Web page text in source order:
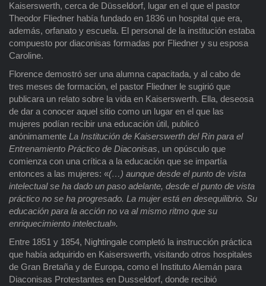
Kaiserswerth, cerca de Düsseldorf, lugar en el que el pastor
Theodor Fliedner había fundado en 1836 un hospital que era,
además, orfanato y escuela. El personal de la institución estaba
compuesto por diaconisas formadas por Fliedner y su esposa
Caroline.
Florence demostró ser una alumna capacitada, y al cabo de
tres meses de formación, el pastor Fliedner le sugirió que
publicara un relato sobre la vida en Kaiserswerth. Ella, deseosa
de dar a conocer aquel sitio como un lugar en el que las
mujeres podían recibir una educación útil, publicó
anónimamente La Institución de Kaiserswerth del Rin para el
Entrenamiento Práctico de Diaconisas, un opúsculo que
comienza con una crítica a la educación que se impartía
entonces a las mujeres: «(…) aunque desde el punto de vista
intelectual se ha dado un paso adelante, desde el punto de vista
práctico no se ha progresado. La mujer está en desequilibrio. Su
educación para la acción no va al mismo ritmo que su
enriquecimiento intelectual».
Entre 1851 y 1854, Nightingale completó la instrucción práctica
que había adquirido en Kaiserswerth, visitando otros hospitales
de Gran Bretaña y de Europa, como el Instituto Alemán para
Diaconisas Protestantes en Dusseldorf, donde recibió